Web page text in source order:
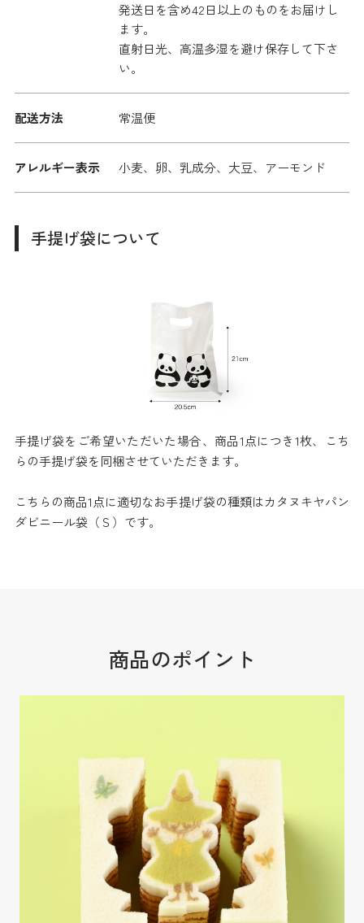
発送日を含め42日以上のものをお届けし
ます。
直射日光、高温多湿を避け保存して下さ
い。
配送方法 常温便
アレルギー表示 小麦、卵、乳成分、大豆、アーモンド
手提げ袋について
手提げ袋をご希望いただいた場合、商品1点につき1枚、こち
らの手提げ袋を同梱させていただきます。
こちらの商品1点に適切なお手提げ袋の種類はカタヌキヤパン
ダビニール袋（Ｓ）です。
商品のポイント